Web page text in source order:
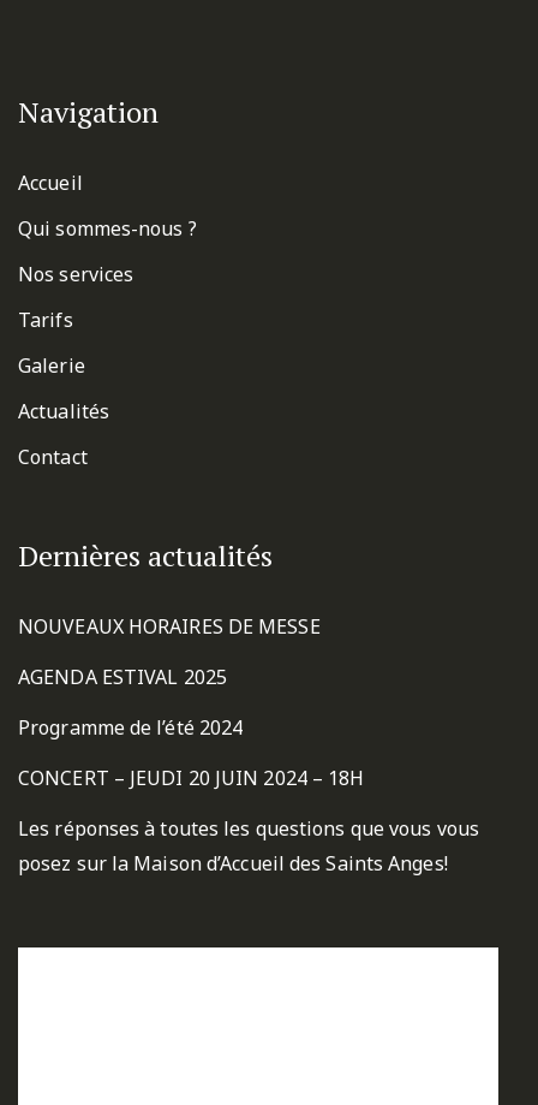
Navigation
Accueil
Qui sommes-nous ?
Nos services
Tarifs
Galerie
Actualités
Contact
Dernières actualités
NOUVEAUX HORAIRES DE MESSE
AGENDA ESTIVAL 2025
Programme de l’été 2024
CONCERT – JEUDI 20 JUIN 2024 – 18H
Les réponses à toutes les questions que vous vous
posez sur la Maison d’Accueil des Saints Anges!